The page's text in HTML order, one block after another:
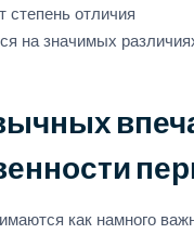
отличия
на значимых
как намного